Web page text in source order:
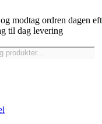
modtag ordren dagen
til dag levering